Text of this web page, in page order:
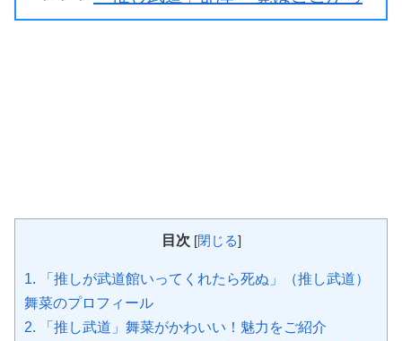
目次 [閉じる]
1. 「推しが武道館いってくれたら死ぬ」（推し武道）
舞菜のプロフィール
2. 「推し武道」舞菜がかわいい！魅力をご紹介